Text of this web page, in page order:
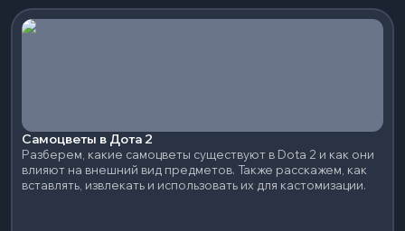
Самоцветы в Дота 2
Разберем, какие самоцветы существуют в Dota 2 и как они
влияют на внешний вид предметов. Также расскажем, как
вставлять, извлекать и использовать их для кастомизации.